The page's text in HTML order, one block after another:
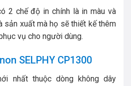
2 chế độ in chính là in màu và
sản xuất mà họ sẽ thiết kế thêm
vụ cho người dùng.
SELPHY CP1300
nhất thuộc dòng không dây